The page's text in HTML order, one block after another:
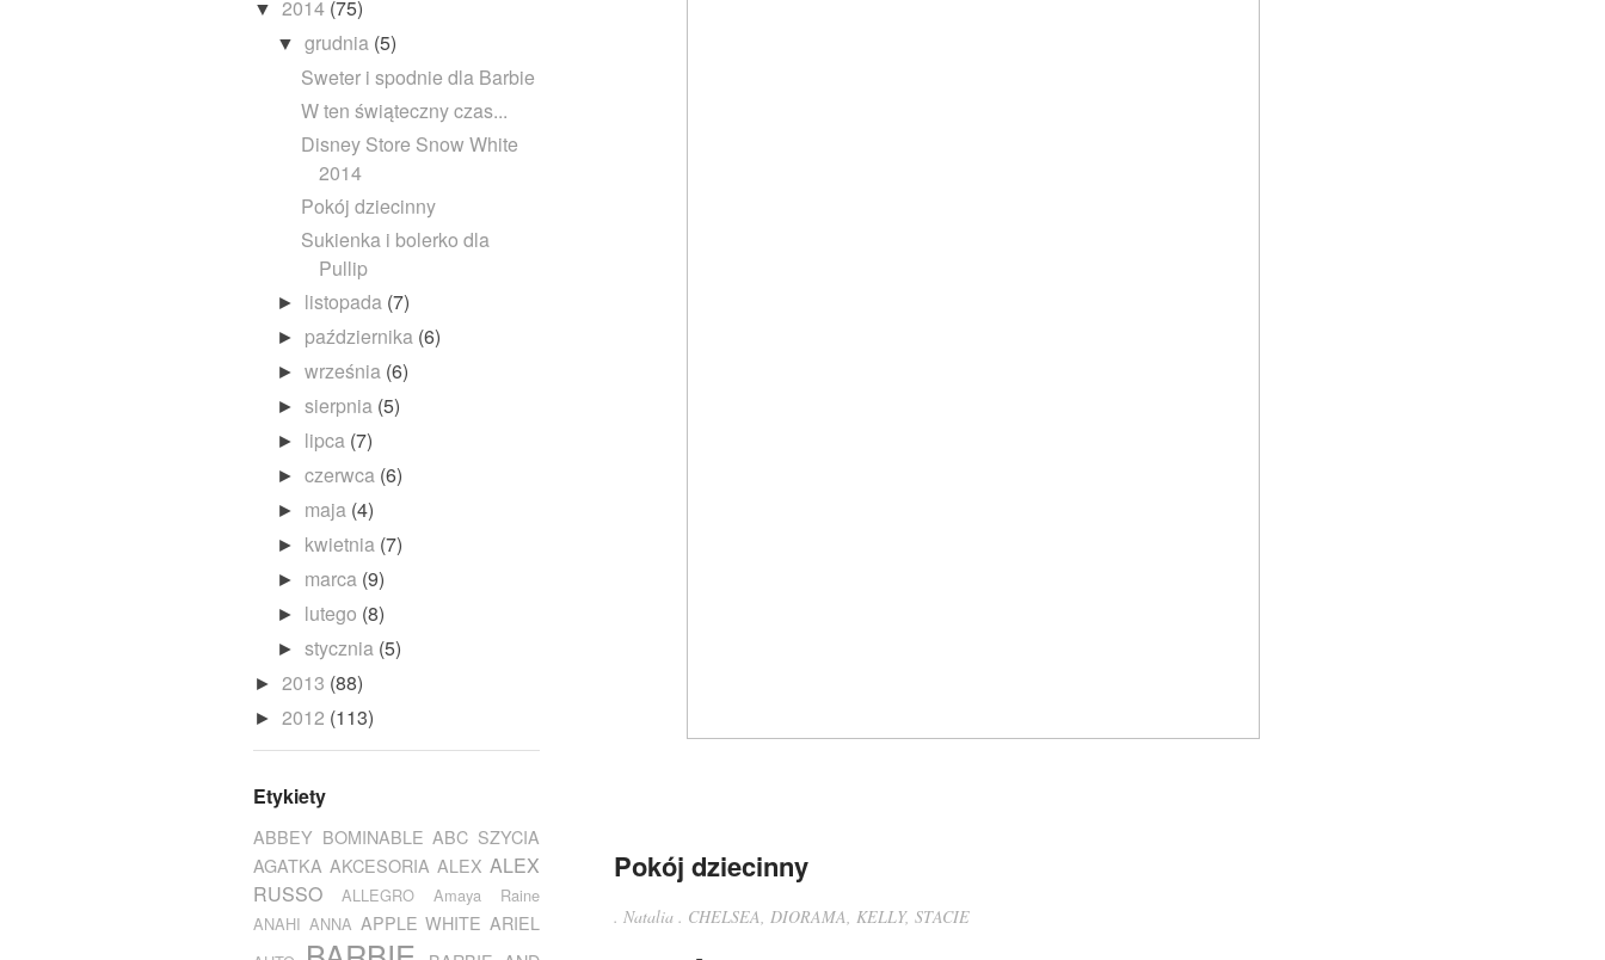
Pokój dziecinny
. Natalia . CHELSEA DIORAMA KELLY, STACIE
▼ 2014 (75)
▼grudnia (5)
Sweter i spodnie dla Barbie
W ten świąteczny czas...
Disney Store Snow White
2014
Pokój dziecinny
Sukienka i bolerko dla
Pullip
► listopada (7)
► października (6)
►września (6)
►sierpnia (5)
► lipca (7)
►czerwca (6)
► maja (4)
► kwietnia (7)
► marca (9)
► lutego (8)
►stycznia (5)
► 2013 (88)
► 2012 (113)
Etykiety
ABBEY BOMINABLE ABC SZYCIA
AGATKA AKCESORIA ALEX ALEX
RUSSO
ALLEGRO
Amaya Raine
ANAHI ANNA APPLE WHITE ARIEL